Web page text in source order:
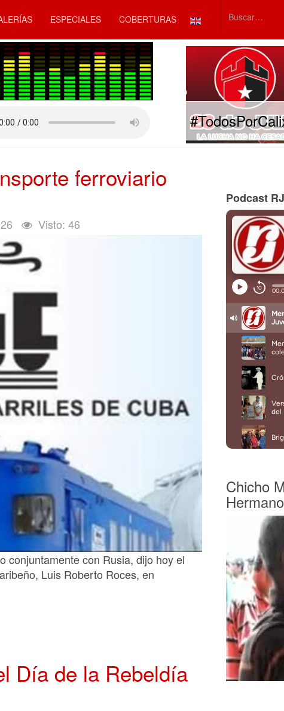
Seleccione su
Type 2 or
ESPECIALES COBERTURAS
ferroviario
Visto: 46
conjuntamente con Rusia, dijo hoy el
Luis Roberto Roces, en
Día de la Rebeldía
Podcast RJ
Chicho